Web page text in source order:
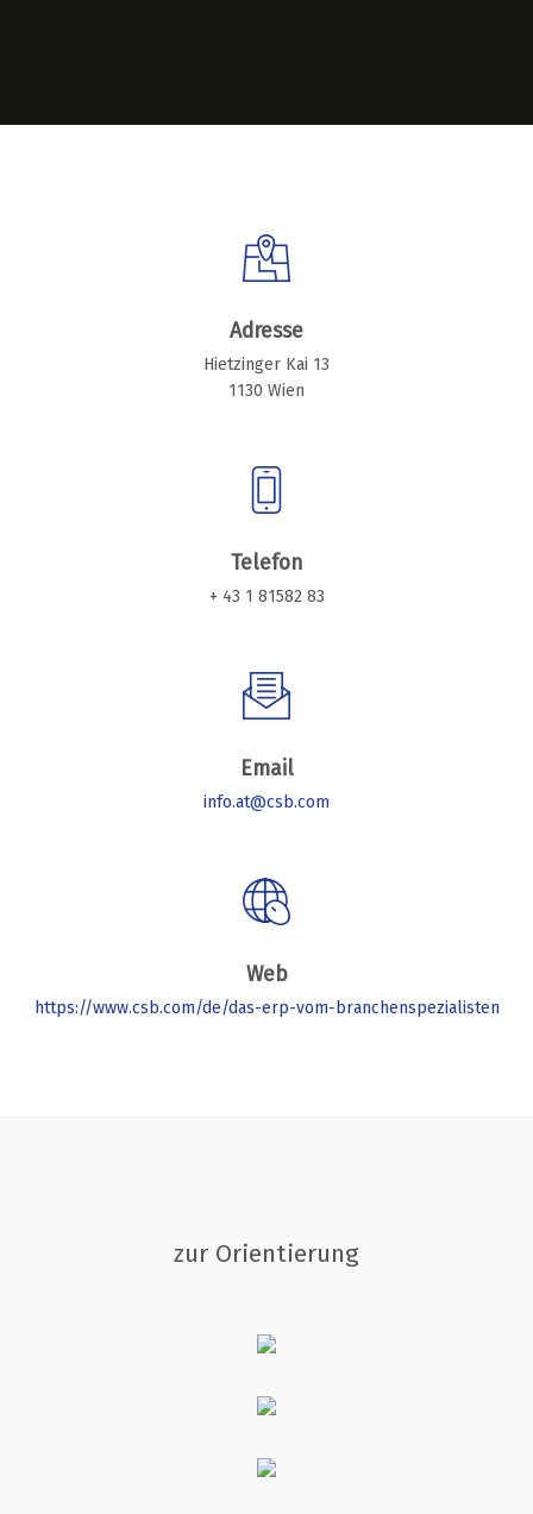
Adresse
Hietzinger Kai 13
1130 Wien
Telefon
+ 43 1 81582 83
Email
info.at@csb.com
Web
https://www.csb.com/de/das-erp-vom-branchenspezialisten
zur Orientierung